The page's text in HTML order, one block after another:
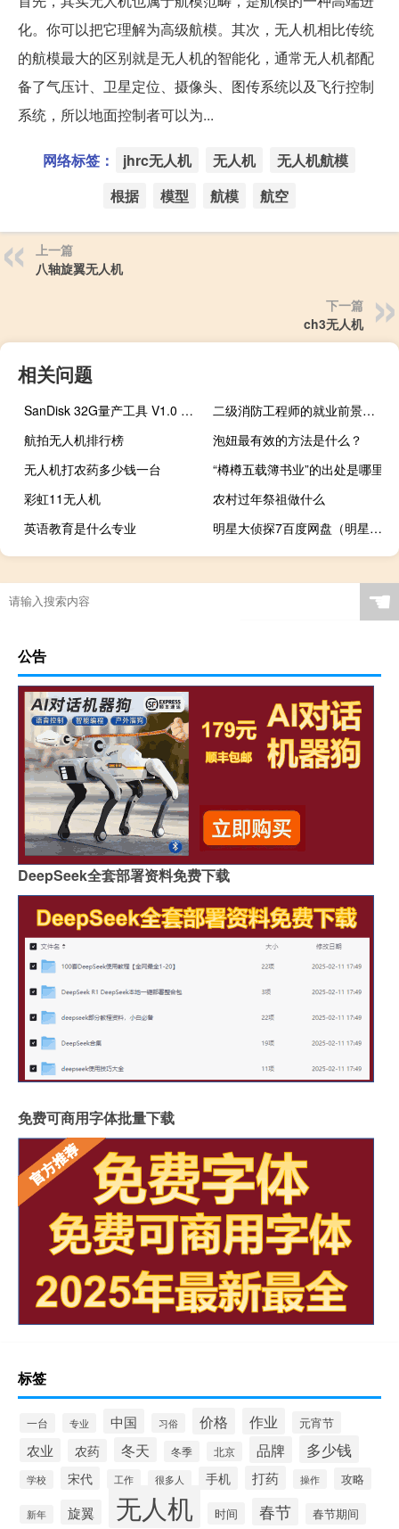
化。你可以把它理解为高级航模。其次，无人机相比传统
的航模最大的区别就是无人机的智能化，通常无人机都配
备了气压计、卫星定位、摄像头、图传系统以及飞行控制
系统，所以地面控制者可以为...
网络标签： jhrc无人机 无人机
无人机航模
根据
模型 航模 航空
上一篇
八轴旋翼无人机
下一篇
ch3无人机
相关问题
SanDisk 32G量产工具 V1.0 绿色免费版（SanDisk 32G量产工具 V1.0 绿色免费版功能简介）
二级消防工程师的就业前景怎么样
航拍无人机排行榜
泡妞最有效的方法是什么？
无人机打农药多少钱一台
“樽樽五载簿书业”的出处是哪里
彩虹11无人机
农村过年祭祖做什么
英语教育是什么专业
明星大侦探7百度网盘（明星大侦探3百度网盘）
☚
公告
DeepSeek全套部署资料免费下载
免费可商用字体批量下载
标签
一台 专业 中国 习俗 价格 作业 元宵节
农业 农药 冬天 冬季 北京 品牌 多少钱
学校 宋代 工作 很多人 手机 打药 操作 攻略
新年 旋翼 无人机 时间 春节 春节期间